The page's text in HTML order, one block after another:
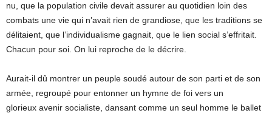
nu, que la population civile devait assurer au quotidien loin des
combats une vie qui n’avait rien de grandiose, que les traditions se
délitaient, que l’individualisme gagnait, que le lien social s’effritait.
Chacun pour soi. On lui reproche de le décrire.
Aurait-il dû montrer un peuple soudé autour de son parti et de son
armée, regroupé pour entonner un hymne de foi vers un
glorieux avenir socialiste, dansant comme un seul homme le ballet